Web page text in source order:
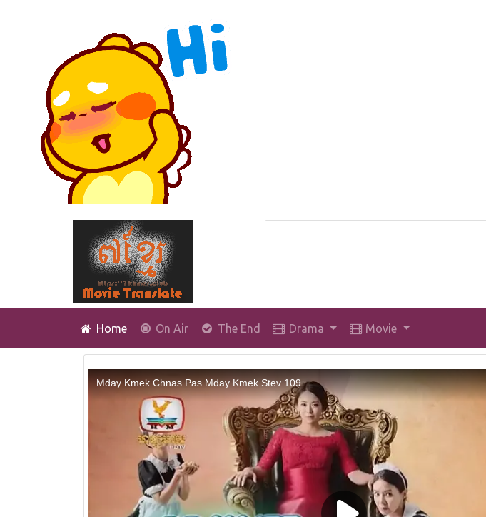
Home(current)On Air The End Drama Movie